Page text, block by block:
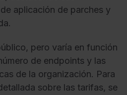
aplicación de parches y
pero varía en función
de endpoints y las
de la organización. Para
sobre las tarifas, se